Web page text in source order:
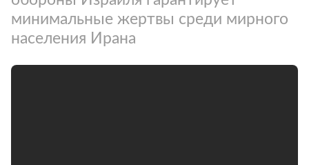
минимальные жертвы среди мирного
населения Ирана